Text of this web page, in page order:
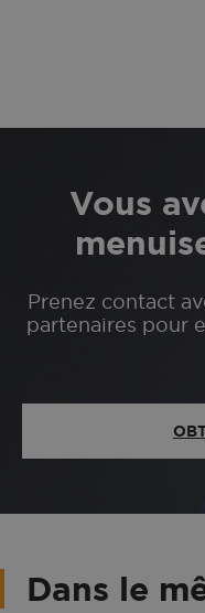
Vous
Prenez contact
partenaires pour
Dans le